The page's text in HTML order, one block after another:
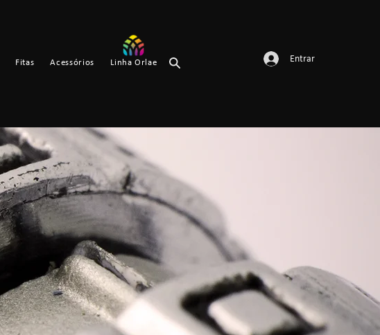
Fitas Acessórios Linha Orlae Entrar